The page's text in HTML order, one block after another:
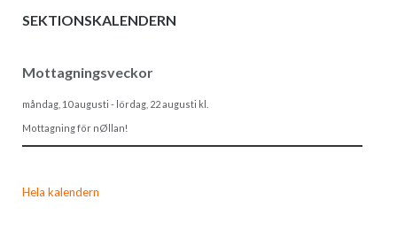
SEKTIONSKALENDERN
Mottagningsveckor
måndag, 10 augusti - lördag, 22 augusti kl.
Mottagning för nØllan!
Hela kalendern